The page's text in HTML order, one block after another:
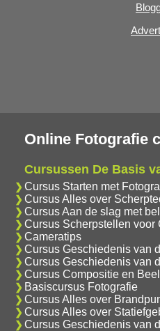
Online Fotografie
Cursussen De Basis
Cursus Starten met
Cursus Alles over
Cursus Aan de slag met
Cursus Scherpstellen voor
Cameratips
Cursus Geschiedenis van
Cursus Geschiedenis van
Cursus Compositie en
Basiscursus Fotografie
Cursus Alles over
Cursus Alles over
Cursus Geschiedenis van